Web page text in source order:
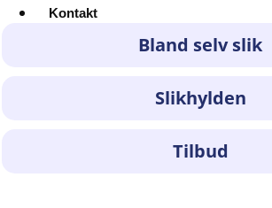
Kontakt
Bland selv slik
Slikhylden
Tilbud